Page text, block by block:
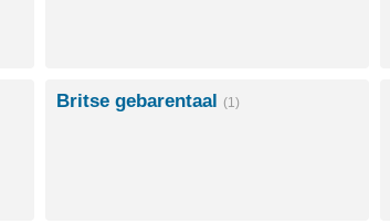
Britse gebarentaal (1)